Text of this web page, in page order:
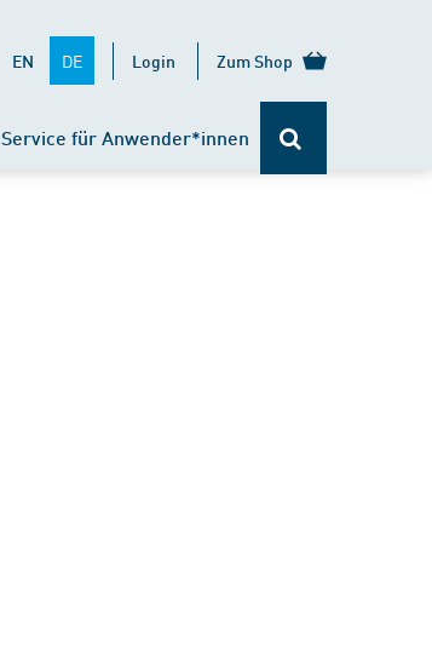
EN DE Login Zum Shop
Service für Anwender*innen